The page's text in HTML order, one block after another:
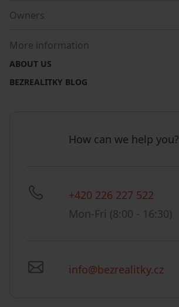
Owners
More information
ABOUT US
BEZREALITKY BLOG
How can we help you?
+420 226 227 522
Mon-Fri (8:00 - 16:30)
info@bezrealitky.cz